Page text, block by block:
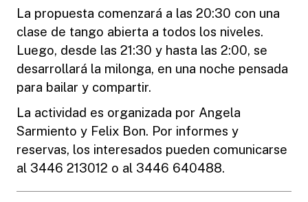
La propuesta comenzará a las 20:30 con una
clase de tango abierta a todos los niveles.
Luego, desde las 21:30 y hasta las 2:00, se
desarrollará la milonga, en una noche pensada
para bailar y compartir.
La actividad es organizada por Angela
Sarmiento y Felix Bon. Por informes y
reservas, los interesados pueden comunicarse
al 3446 213012 o al 3446 640488.